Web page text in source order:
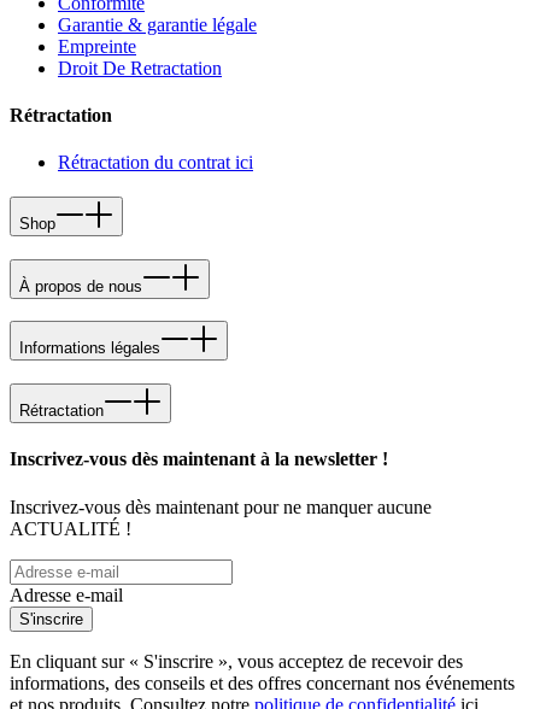
Garantie & garantie légale
Empreinte
Droit De Retractation
Rétractation
Rétractation du contrat ici
Shop
À propos de nous
Informations légales
Rétractation
Inscrivez-vous dès maintenant à la newsletter !
Inscrivez-vous dès maintenant pour ne manquer aucune
ACTUALITÉ !
Adresse e-mail
S'inscrire
En cliquant sur « S'inscrire », vous acceptez de recevoir des
informations, des conseils et des offres concernant nos événements
et nos produits. Consultez notre politique de confidentialité ici.